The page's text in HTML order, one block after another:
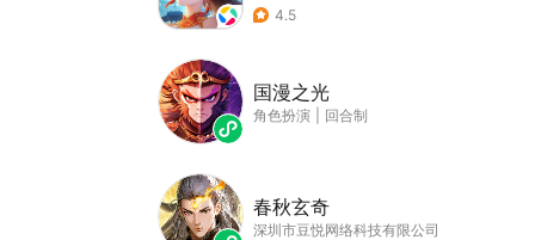
4.5
国漫之光
角色扮演 回合制
春秋玄奇
深圳市豆悦网络科技有限公司